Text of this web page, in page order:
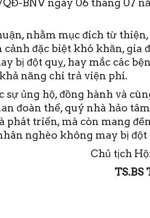
BNV ngày 06 tháng 07
nhằm mục đích từ
cảnh đặc biệt khó khăn, gia
bị đột quỵ, hay mắc các
năng chi trả viện phí.
ủng hộ, đồng hành và
đoàn thể, quý nhà hảo
phát triển, mà còn mang
nghèo không may bị đột
Chủ tịch
TS.BS